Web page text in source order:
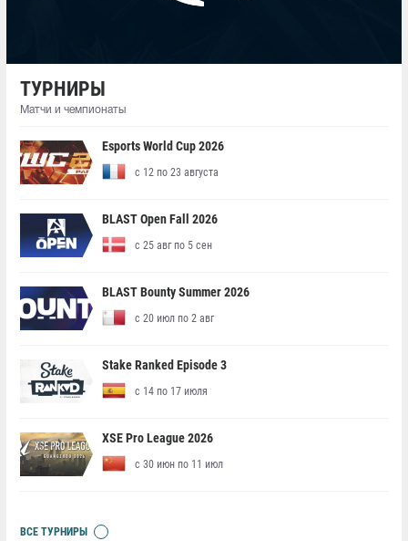
ТУРНИРЫ
Матчи и чемпионаты
Esports World Cup 2026
с 12 по 23 августа
BLAST Open Fall 2026
с 25 авг по 5 сен
BLAST Bounty Summer 2026
с 20 июл по 2 авг
Stake Ranked Episode 3
с 14 по 17 июля
XSE Pro League 2026
с 30 июн по 11 июл
ВСЕ ТУРНИРЫ